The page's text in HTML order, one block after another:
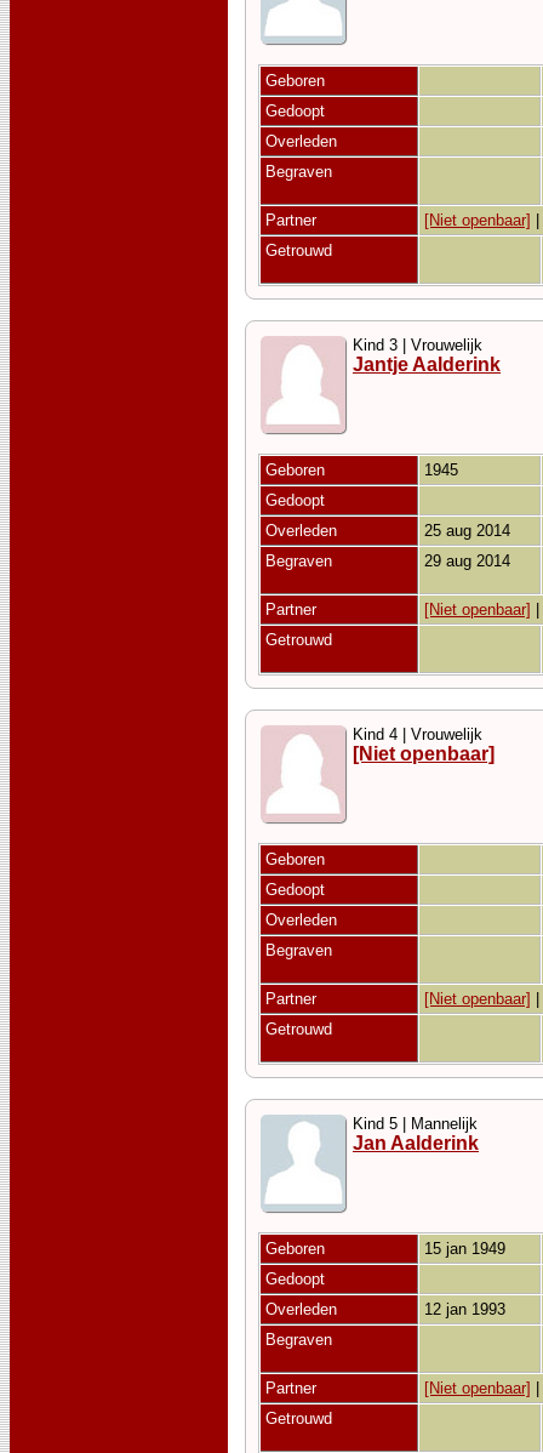
Geboren
Gedoopt
Overleden
Begraven
Partner
[Niet openbaar]
Getrouwd
Kind 3 | Vrouwelijk
Jantje Aalderink
Geboren 1945
Gedoopt
Overleden
25 aug 2014
Begraven
29 aug 2014
Partner
[Niet openbaar]
Getrouwd
Kind 4 | Vrouwelijk
[Niet openbaar]
Geboren
Gedoopt
Overleden
Begraven
Partner
[Niet openbaar]
Getrouwd
Kind 5 | Mannelijk
Jan Aalderink
Geboren 15 jan 1949
Gedoopt
Overleden
12 jan 1993
Begraven
Partner
[Niet openbaar]
Getrouwd